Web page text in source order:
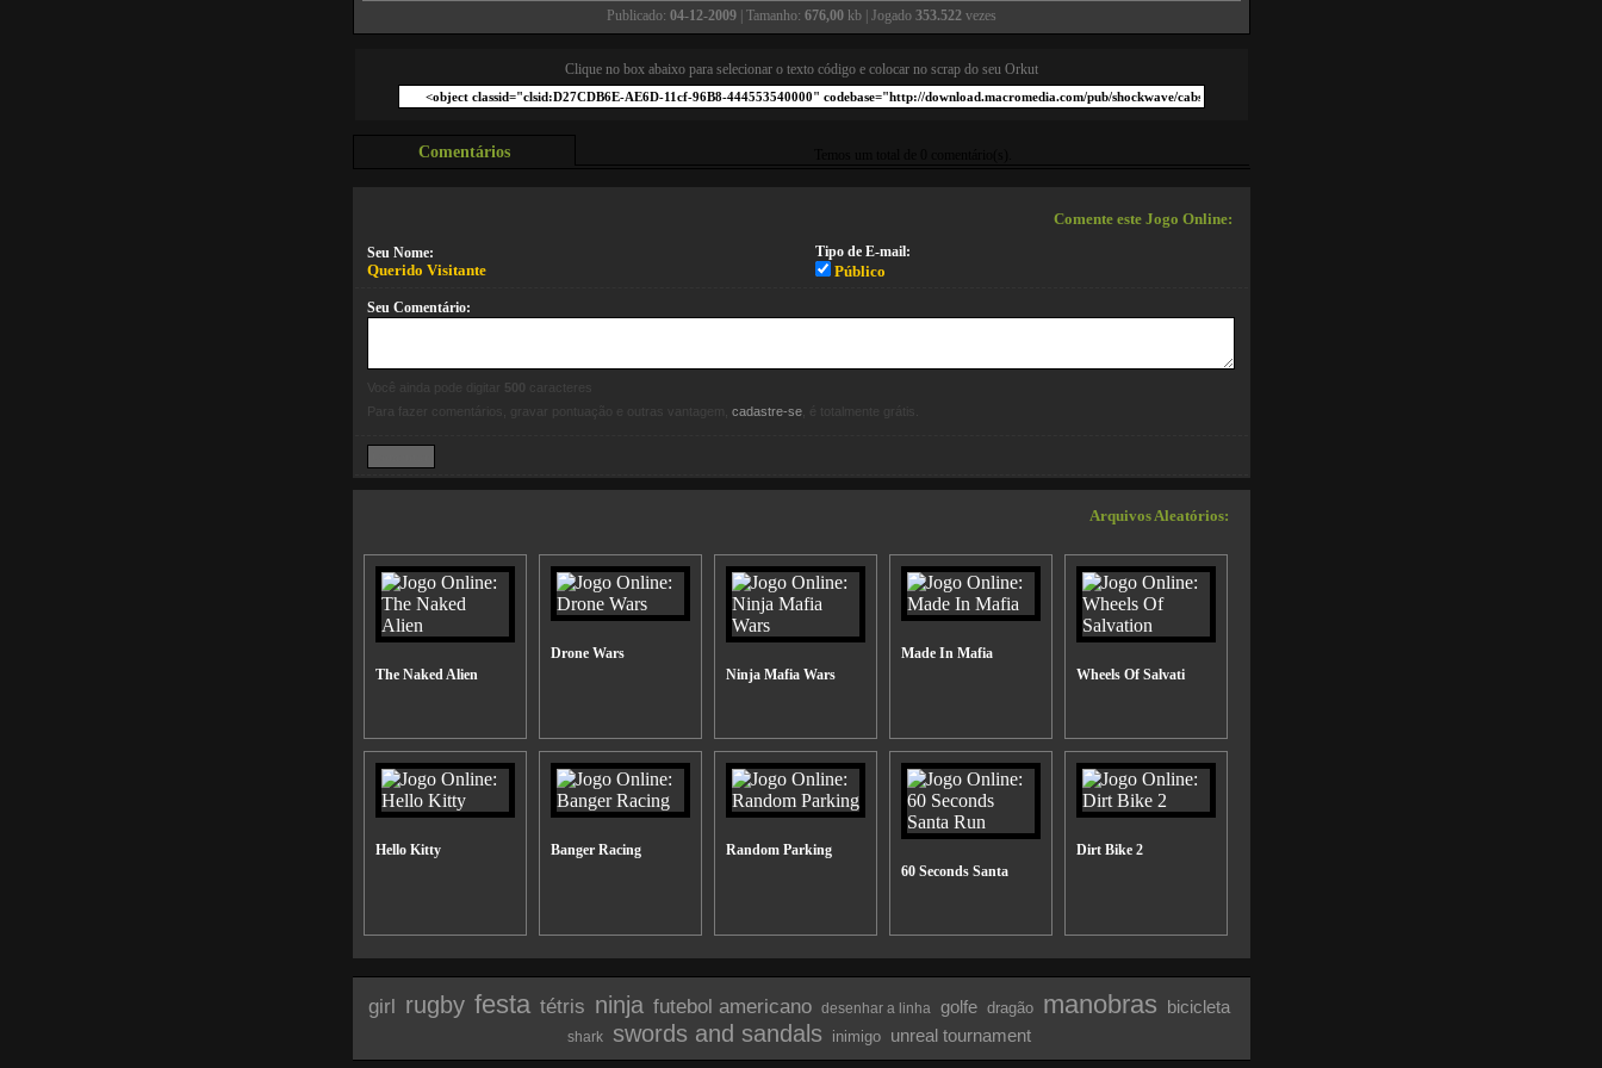
Publicado: 04-12-2009 | Tamanho: 676,00 kb | Jogado 353.522 vezes
Clique no box abaixo para selecionar o texto código e colocar no scrap do seu Orkut
Comentários
Comente este Jogo Online:
Seu Nome:
Querido Visitante
Tipo de E-mail:
Público
Seu Comentário:
500
Para fazer comentários, gravar pontuação e outras vantagem, cadastre-se
Arquivos Aleatórios:
The Naked Alien
Drone Wars
Ninja Mafia Wars
Made In Mafia
Wheels Of Salvati
Hello Kitty Banger Racing
Random Parking
60 Seconds Santa
Dirt Bike 2
girl rugby festa tétris ninja futebol americano desenhar a linha golfe dragão manobras bicicleta
shark swords and sandals inimigo unreal tournament